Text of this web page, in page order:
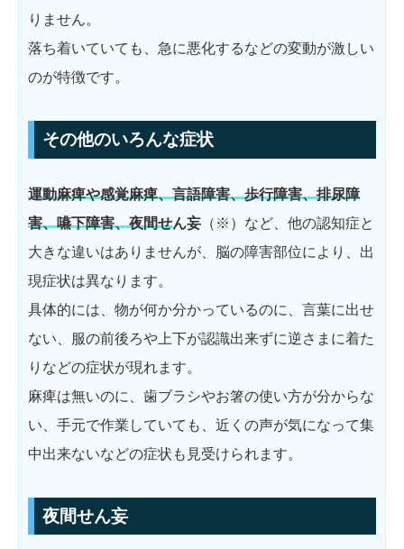
りません。
落ち着いていても、急に悪化するなどの変動が激しい
のが特徴です。
その他のいろんな症状
運動麻痺や感覚麻痺、言語障害、歩行障害、排尿障
害、嚥下障害、夜間せん妄（※）など、他の認知症と
大きな違いはありませんが、脳の障害部位により、出
現症状は異なります。
具体的には、物が何か分かっているのに、言葉に出せ
ない、服の前後ろや上下が認識出来ずに逆さまに着た
りなどの症状が現れます。
麻痺は無いのに、歯ブラシやお箸の使い方が分からな
い、手元で作業していても、近くの声が気になって集
中出来ないなどの症状も見受けられます。
夜間せん妄